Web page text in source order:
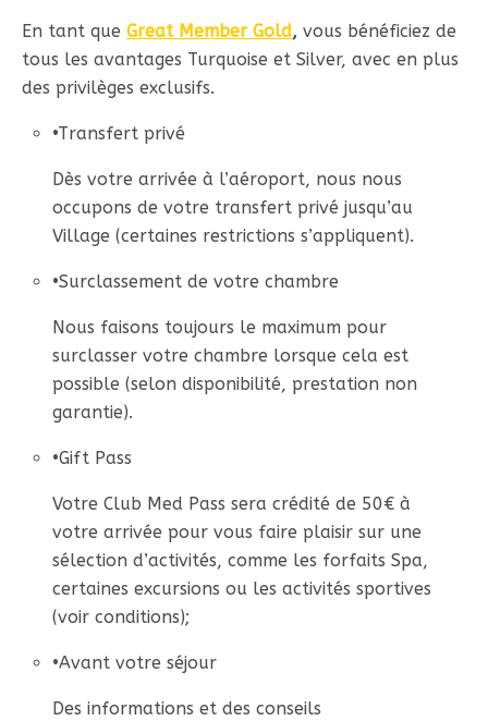
En tant que Great Member Gold, vous bénéficiez de
tous les avantages Turquoise et Silver, avec en plus
des privilèges exclusifs.
•Transfert privé
Dès votre arrivée à l’aéroport, nous nous
occupons de votre transfert privé jusqu’au
Village (certaines restrictions s’appliquent).
•Surclassement de votre chambre
Nous faisons toujours le maximum pour
surclasser votre chambre lorsque cela est
possible (selon disponibilité, prestation non
garantie).
•Gift Pass
Votre Club Med Pass sera crédité de 50€ à
votre arrivée pour vous faire plaisir sur une
sélection d’activités, comme les forfaits Spa,
certaines excursions ou les activités sportives
(voir conditions);
•Avant votre séjour
Des informations et des conseils